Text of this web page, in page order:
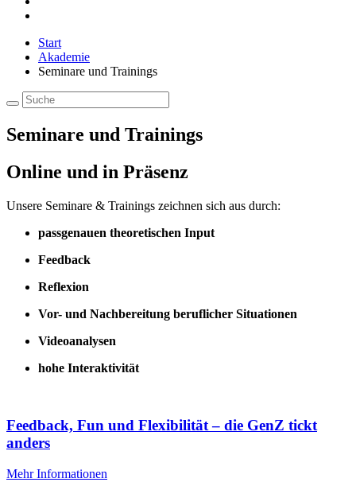
Start
Akademie
Seminare und Trainings
Seminare und Trainings
Online und in Präsenz
Unsere Seminare & Trainings zeichnen sich aus durch:
passgenauen theoretischen Input
Feedback
Reflexion
Vor- und Nachbereitung beruflicher Situationen
Videoanalysen
hohe Interaktivität
Feedback, Fun und Flexibilität – die GenZ tickt
anders
Mehr Informationen